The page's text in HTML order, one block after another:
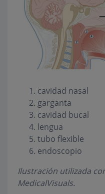
cavidad nasal
garganta
cavidad bucal
lengua
tubo flexible
endoscopio
Ilustración utilizada
MedicalVisuals.